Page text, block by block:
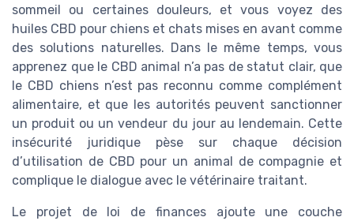
sommeil ou certaines douleurs, et vous voyez des
huiles CBD pour chiens et chats mises en avant comme
des solutions naturelles. Dans le même temps, vous
apprenez que le CBD animal n’a pas de statut clair, que
le CBD chiens n’est pas reconnu comme complément
alimentaire, et que les autorités peuvent sanctionner
un produit ou un vendeur du jour au lendemain. Cette
insécurité juridique pèse sur chaque décision
d’utilisation de CBD pour un animal de compagnie et
complique le dialogue avec le vétérinaire traitant.
Le projet de loi de finances ajoute une couche